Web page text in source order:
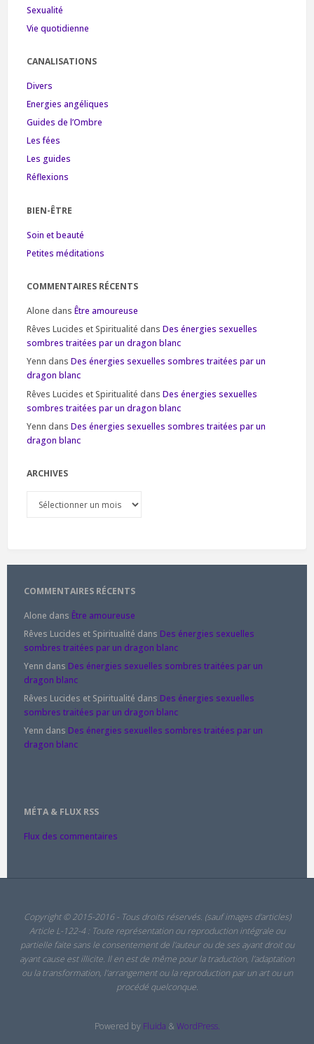
Sexualité
Vie quotidienne
CANALISATIONS
Divers
Energies angéliques
Guides de l’Ombre
Les fées
Les guides
Réflexions
BIEN-ÊTRE
Soin et beauté
Petites méditations
COMMENTAIRES RÉCENTS
Alone dans Être amoureuse
Rêves Lucides et Spiritualité dans Des énergies sexuelles
sombres traitées par un dragon blanc
Yenn dans Des énergies sexuelles sombres traitées par un
dragon blanc
Rêves Lucides et Spiritualité dans Des énergies sexuelles
sombres traitées par un dragon blanc
Yenn dans Des énergies sexuelles sombres traitées par un
dragon blanc
ARCHIVES
COMMENTAIRES RÉCENTS
Alone dans Être amoureuse
Rêves Lucides et Spiritualité dans Des énergies sexuelles
sombres traitées par un dragon blanc
Yenn dans Des énergies sexuelles sombres traitées par un
dragon blanc
Rêves Lucides et Spiritualité dans Des énergies sexuelles
sombres traitées par un dragon blanc
Yenn dans Des énergies sexuelles sombres traitées par un
dragon blanc
MÉTA & FLUX RSS
Flux des commentaires
Copyright © 2015-2016 - Tous droits réservés. (sauf images d'articles)
Article L-122-4 : Toute représentation ou reproduction intégrale ou
partielle faite sans le consentement de l'auteur ou de ses ayant droit ou
ayant cause est illicite. Il en est de même pour la traduction, l'adaptation
ou la transformation, l'arrangement ou la reproduction par un art ou un
procédé quelconque.
Powered byFluida & WordPress.